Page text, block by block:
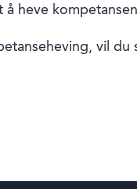
heve
vil du